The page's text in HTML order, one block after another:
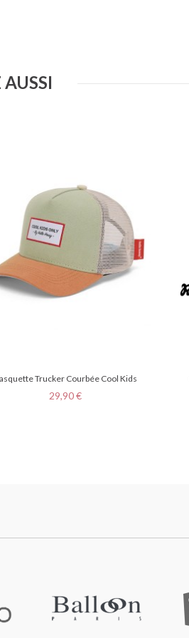
Trucker Courbée Cool Kids
Prix
29,90 €